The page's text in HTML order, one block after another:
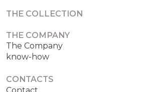
THE COLLECTION
THE COMPANY
The Company
know-how
CONTACTS